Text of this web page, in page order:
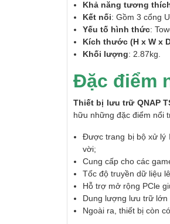
Khả năng tương
Kết nối: Gồm 3 cổng
Yếu tố hình thức:
Kích thước (H x W x
Khối lượng: 2.87kg.
Đặc điểm
Thiết bị lưu trữ QNAP
hữu những đặc điểm nổi
Được trang bị bộ xử lý
vời;
Cung cấp cho các
Tốc độ truyền dữ liệu
Hỗ trợ mở rộng PCle
Dung lượng lưu trữ lớn
Ngoài ra, thiết bị còn